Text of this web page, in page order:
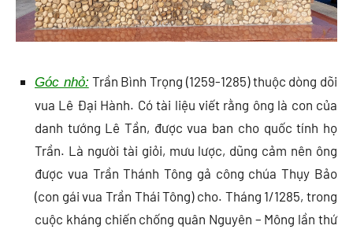
Góc nhỏ: Trần Bình Trọng (1259-1285) thuộc dòng dõi
vua Lê Đại Hành. Có tài liệu viết rằng ông là con của
danh tướng Lê Tần, được vua ban cho quốc tính họ
Trần. Là người tài giỏi, mưu lược, dũng cảm nên ông
được vua Trần Thánh Tông gả công chúa Thụy Bảo
(con gái vua Trần Thái Tông) cho. Tháng 1/1285, trong
cuộc kháng chiến chống quân Nguyên – Mông lần thứ